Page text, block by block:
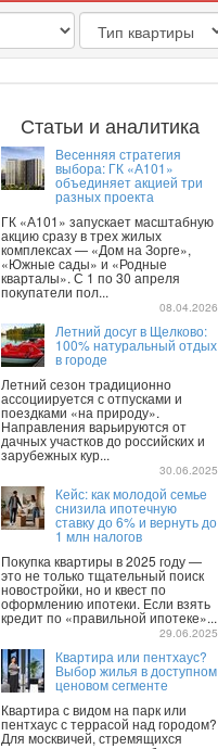
Статьи и аналитика
Весенняя стратегия
выбора: ГК «А101»
объединяет акцией три
разных проекта
ГК «А101» запускает масштабную
акцию сразу в трех жилых
комплексах — «Дом на Зорге»,
«Южные сады» и «Родные
кварталы». С 1 по 30 апреля
покупатели пол...
08.04.2026
Летний досуг в Щелково:
100% натуральный отдых
в городе
Летний сезон традиционно
ассоциируется с отпусками и
поездками «на природу».
Направления варьируются от
дачных участков до российских и
зарубежных кур...
30.06.2025
Кейс: как молодой семье
снизила ипотечную
ставку до 6% и вернуть до
1 млн налогов
Покупка квартиры в 2025 году —
это не только тщательный поиск
новостройки, но и квест по
оформлению ипотеки. Если взять
кредит по «правильной ипотеке»...
29.06.2025
Квартира или пентхаус?
Выбор жилья в доступном
ценовом сегменте
Квартира с видом на парк или
пентхаус с террасой над городом?
Для москвичей, стремящихся